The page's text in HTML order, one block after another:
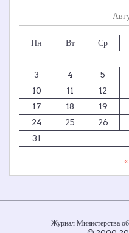
Пн Вт Ср
3
4 5
10
11 12
17
18 19
24
25 26
31
Журнал Министерства